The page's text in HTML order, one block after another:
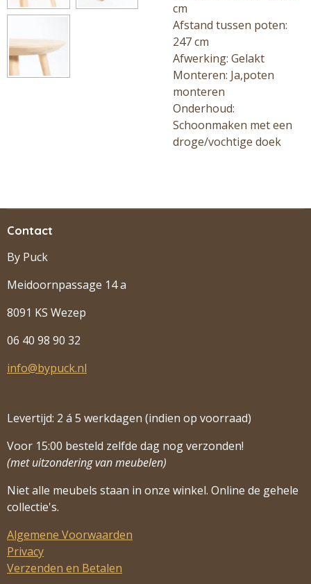
cm
Afstand tussen poten:
247 cm
Afwerking: Gelakt
Monteren: Ja,poten
monteren
Onderhoud:
Schoonmaken met een
droge/vochtige doek
Contact
By Puck
Meidoornpassage 14 a
8091 KS Wezep
06 40 98 90 32
info@bypuck.nl
Levertijd: 2 á 5 werkdagen (indien op voorraad)
Voor 15:00 besteld zelfde dag nog verzonden!
(met uitzondering van meubelen)
Niet alle meubels staan in onze winkel. Online de gehele
collectie's.
Algemene Voorwaarden
Privacy
Verzenden en Betalen